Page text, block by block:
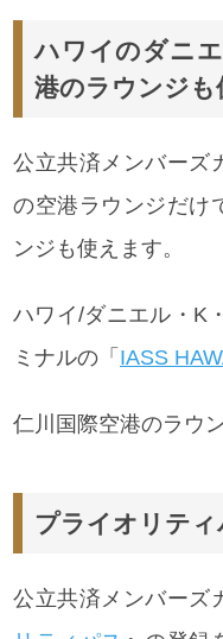
ハワイのダニ
港のラウンジも
公立共済メンバーズ
の空港ラウンジだけ
ンジも使えます。
ハワイ/ダニエル・K
ミナルの「 IASS
仁川国際空港のラウ
プライオリテ
公立共済メンバーズ